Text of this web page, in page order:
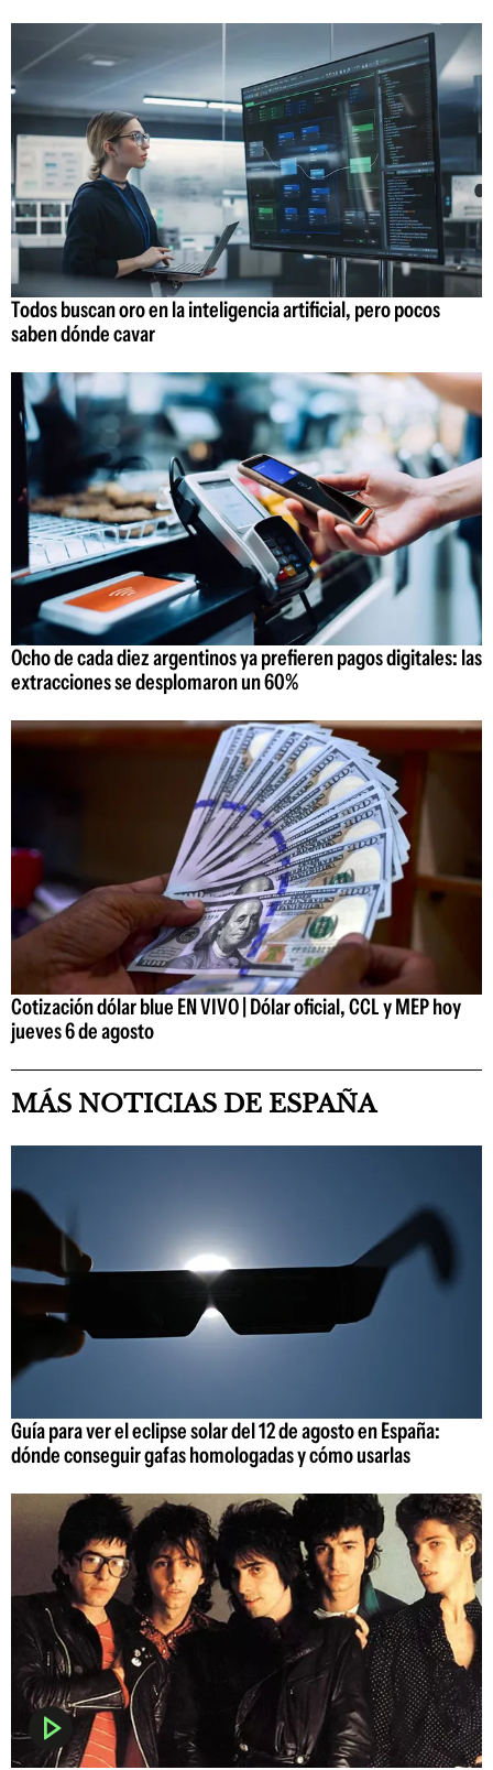
Todos buscan oro en la inteligencia artificial, pero pocos
saben dónde cavar
Ocho de cada diez argentinos ya prefieren pagos digitales: las
extracciones se desplomaron un 60%
Cotización dólar blue EN VIVO | Dólar oficial, CCL y MEP hoy
jueves 6 de agosto
MÁS NOTICIAS DE ESPAÑA
Guía para ver el eclipse solar del 12 de agosto en España:
dónde conseguir gafas homologadas y cómo usarlas